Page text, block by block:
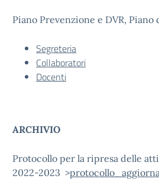
Piano Prevenzione e DVR, Piano
Segreteria
Collaboratori
Docenti
ARCHIVIO
Protocollo per la ripresa delle
2022-2023 >